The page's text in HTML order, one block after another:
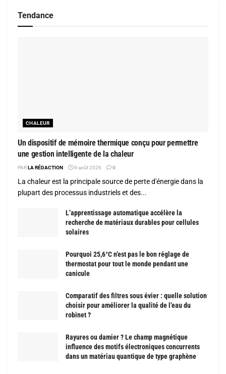
Tendance
CHALEUR
Un dispositif de mémoire thermique conçu pour permettre
une gestion intelligente de la chaleur
PARLA RÉDACTION 9 août 2026 0
La chaleur est la principale source de perte d'énergie dans la
plupart des processus industriels et des...
L’apprentissage automatique accélère la
recherche de matériaux durables pour cellules
solaires
Pourquoi 25,6°C n’est pas le bon réglage de
thermostat pour tout le monde pendant une
canicule
Comparatif des filtres sous évier : quelle solution
choisir pour améliorer la qualité de l’eau du
robinet ?
Rayures ou damier ? Le champ magnétique
influence des motifs électroniques concurrents
dans un matériau quantique de type graphène